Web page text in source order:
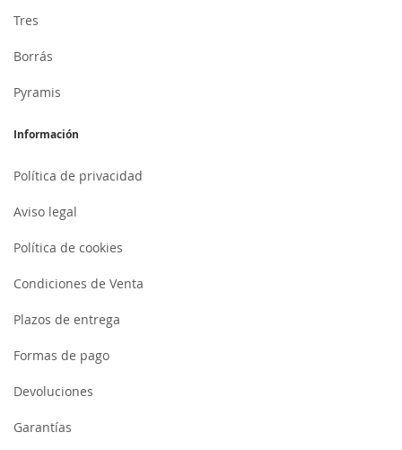
Tres
Borrás
Pyramis
Información
Política de privacidad
Aviso legal
Política de cookies
Condiciones de Venta
Plazos de entrega
Formas de pago
Devoluciones
Garantías